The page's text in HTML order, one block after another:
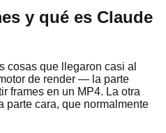
y qué es Claude
cosas que llegaron casi al
de render — la parte
frames en un MP4. La otra
cara, que normalmente